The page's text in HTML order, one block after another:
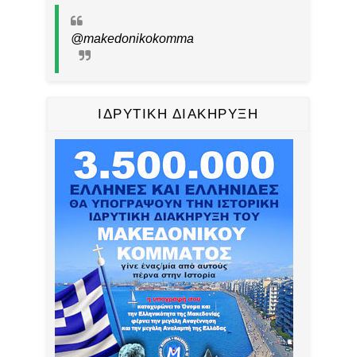
@makedonikokomma
ΙΔΡΥΤΙΚΗ ΔΙΑΚΗΡΥΞΗ